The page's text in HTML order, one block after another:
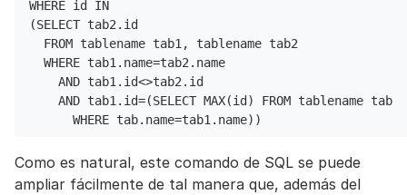
WHERE id IN
(SELECT tab2.id
  FROM tablename tab1, tablename tab2
  WHERE tab1.name=tab2.name
    AND tab1.id<>tab2.id
    AND tab1.id=(SELECT MAX(id) FROM tablename tab
      WHERE tab.name=tab1.name))
Como es natural, este comando de SQL se puede
ampliar fácilmente de tal manera que, además del